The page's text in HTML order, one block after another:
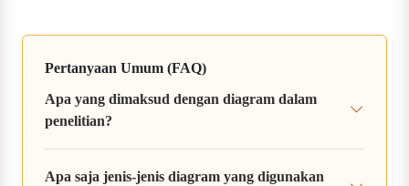
Pertanyaan Umum (FAQ)
Apa yang dimaksud dengan diagram dalam
penelitian?
Apa saja jenis-jenis diagram yang digunakan